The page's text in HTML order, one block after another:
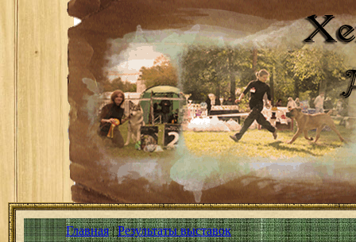
Главная|Результаты выставок